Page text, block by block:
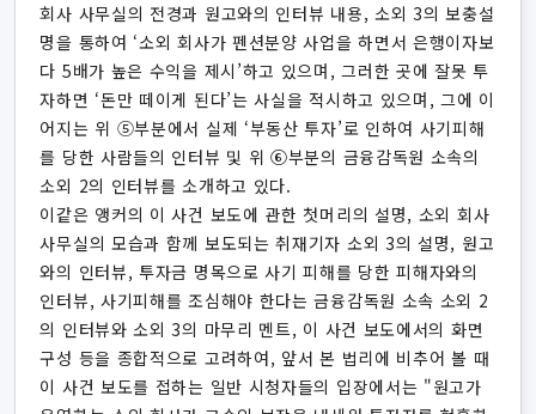
회사 사무실의 전경과 원고와의 인터뷰 내용, 소외 3의 보충설
명을 통하여 ‘소외 회사가 펜션분양 사업을 하면서 은행이자보
다 5배가 높은 수익을 제시’하고 있으며, 그러한 곳에 잘못 투
자하면 ‘돈만 떼이게 된다’는 사실을 적시하고 있으며, 그에 이
어지는 위 ⑤부분에서 실제 ‘부동산 투자’로 인하여 사기피해
를 당한 사람들의 인터뷰 및 위 ⑥부분의 금융감독원 소속의
소외 2의 인터뷰를 소개하고 있다.
이같은 앵커의 이 사건 보도에 관한 첫머리의 설명, 소외 회사
사무실의 모습과 함께 보도되는 취재기자 소외 3의 설명, 원고
와의 인터뷰, 투자금 명목으로 사기 피해를 당한 피해자와의
인터뷰, 사기피해를 조심해야 한다는 금융감독원 소속 소외 2
의 인터뷰와 소외 3의 마무리 멘트, 이 사건 보도에서의 화면
구성 등을 종합적으로 고려하여, 앞서 본 법리에 비추어 볼 때
이 사건 보도를 접하는 일반 시청자들의 입장에서는 "원고가